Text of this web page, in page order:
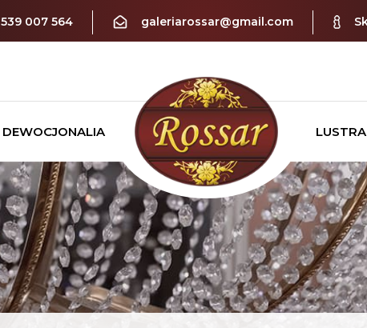
539 007 564 galeriarossar@gmail.com
DEWOCJONALIA